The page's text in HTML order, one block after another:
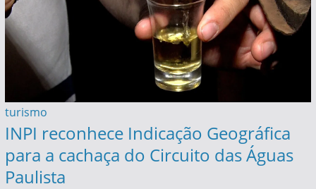
turismo
INPI reconhece Indicação Geográfica
para a cachaça do Circuito das Águas
Paulista